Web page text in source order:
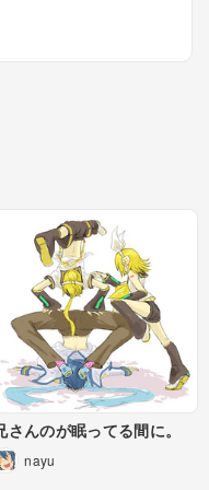
さんのが眠ってる間に。
nayu